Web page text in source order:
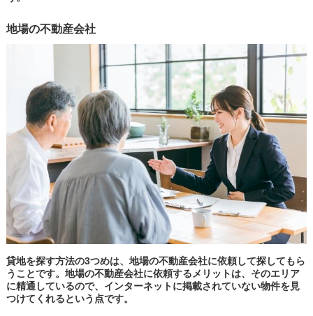
地場の不動産会社
貸地を探す方法の3つめは、地場の不動産会社に依頼して探してもら
うことです。地場の不動産会社に依頼するメリットは、そのエリア
に精通しているので、インターネットに掲載されていない物件を見
つけてくれるという点です。